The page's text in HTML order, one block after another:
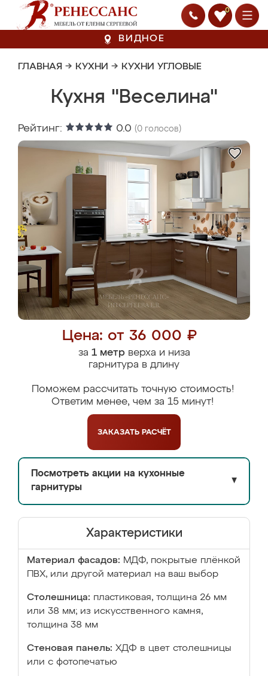
0
ВИДНОЕ
ГЛАВНАЯ → КУХНИ → КУХНИ УГЛОВЫЕ
Кухня "Веселина"
Рейтинг: 0.0 (0 голосов)
Цена: от 36 000 ₽
за 1 метрверха и низа
гарнитура в длину
Поможем рассчитать точную стоимость!
Ответим менее, чем за 15 минут!
ЗАКАЗАТЬ РАСЧЁТ
Посмотреть акции на кухонные
гарнитуры
▼
Характеристики
Материал фасадов: МДФ, покрытые плёнкой
ПВХ, или другой материал на ваш выбор
Столешница: пластиковая, толщина 26 мм
или 38 мм; из искусственного камня,
толщина 38 мм
Стеновая панель: ХДФ в цвет столешницы
или с фотопечатью